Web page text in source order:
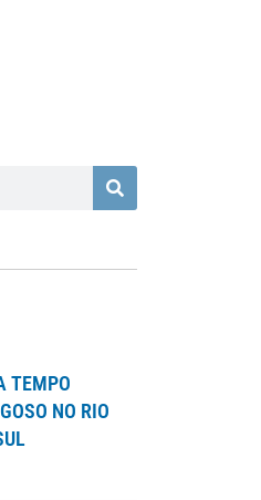
TEMPO
NO RIO